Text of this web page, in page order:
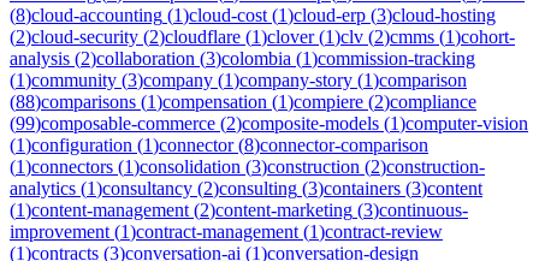
(8)cloud-accounting (1)cloud-cost (1)cloud-erp (3)cloud-hosting
(2)cloud-security (2)cloudflare (1)clover(1)clv (2)cmms (1)cohort-
analysis (2)collaboration (3)colombia (1)commission-tracking
(1)community (3)company (1)company-story (1)comparison
(88)comparisons (1)compensation (1)compiere (2)compliance
(99)composable-commerce (2)composite-models (1)computer-vision
(1)configuration (1)connector(8)connector-comparison
(1)connectors (1)consolidation (3)construction (2)construction-
analytics (1)consultancy (2)consulting (3)containers (3)content
(1)content-management (2)content-marketing (3)continuous-
improvement (1)contract-management (1)contract-review
(1)contracts (3)conversation-ai (1)conversation-design